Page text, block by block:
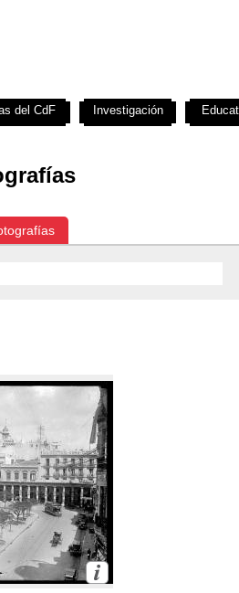
del CdF Investigación